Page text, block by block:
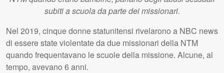
subiti a scuola da parte dei missionari.
Nel 2019, cinque donne statunitensi rivelarono a NBC news
di essere state violentate da due missionari della NTM
quando frequentavano le scuole della missione. Alcune, al
tempo, avevano 6 anni.